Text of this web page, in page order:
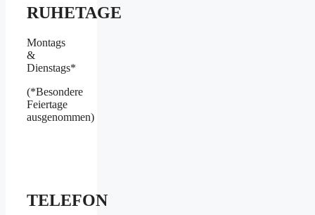
RUHETAGE
Montags
&
Dienstags*
(*Besondere
Feiertage
ausgenommen)
TELEFON